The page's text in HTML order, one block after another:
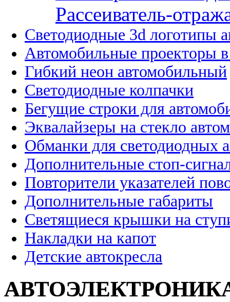
Рассеиватель-
Светодиодные 3d логотипы
Автомобильные проекторы
Гибкий неон автомобильный
Светодиодные колпачки
Бегущие строки для
Эквалайзеры на стекло
Обманки для светодиодных
Дополнительные стоп-
Повторители указателей
Дополнительные габариты
Светящиеся крышки на
Накладки на капот
Детские автокресла